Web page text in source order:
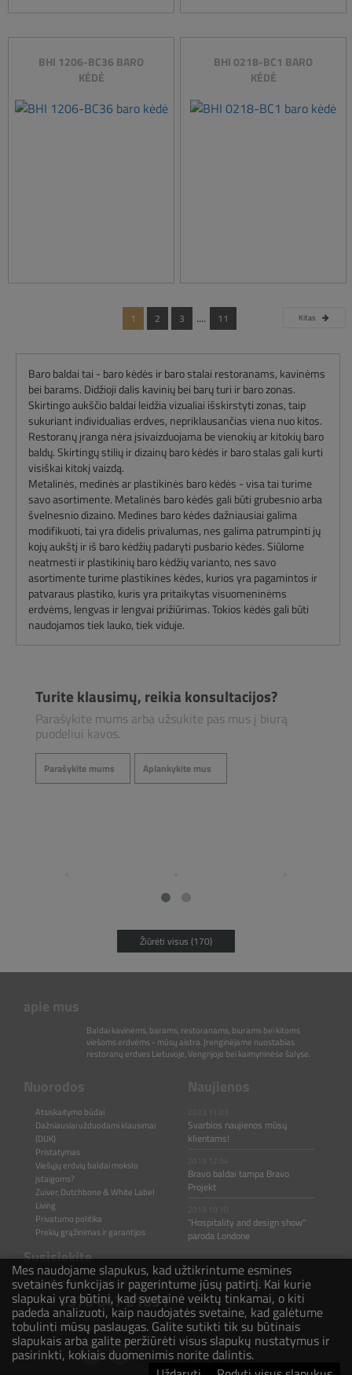
BHI 1206-BC36 BARO
KĖDĖ
BHI 0218-BC1 BARO
KĖDĖ
1 2 3 .... 11 Kitas
Baro baldai tai - baro kėdės ir baro stalai restoranams, kavinėms
bei barams. Didžioji dalis kavinių bei barų turi ir baro zonas.
Skirtingo aukščio baldai leidžia vizualiai išskirstyti zonas, taip
sukuriant individualias erdves, nepriklausančias viena nuo kitos.
Restoranų įranga nėra įsivaizduojama be vienokių ar kitokių baro
baldų. Skirtingų stilių ir dizainų baro kėdės ir baro stalas gali kurti
visiškai kitokį vaizdą.
Metalinės, medinės ar plastikinės baro kėdės - visa tai turime
savo asortimente. Metalinės baro kėdės gali būti grubesnio arba
švelnesnio dizaino. Medines baro kėdes dažniausiai galima
modifikuoti, tai yra didelis privalumas, nes galima patrumpinti jų
kojų aukštį ir iš baro kėdžių padaryti pusbario kėdes. Siūlome
neatmesti ir plastikinių baro kėdžių varianto, nes savo
asortimente turime plastikines kėdes, kurios yra pagamintos ir
patvaraus plastiko, kuris yra pritaikytas visuomeninėms
erdvėms, lengvas ir lengvai prižiūrimas. Tokios kėdės gali būti
naudojamos tiek lauko, tiek viduje.
Turite klausimų, reikia konsultacijos?
Parašykite mums arba užsukite pas mus į biurą
puodeliui kavos.
Parašykite mums Aplankykite mus
Žiūrėti visus (170)
Baldai kavinėms, barams, restoranams, biurams bei kitoms
viešoms erdvėms - mūsų aistra. Įrenginėjame nuostabias
restoranų erdves Lietuvoje, Vengrijoje bei kaimyninėse šalyse.
Atsiskaitymo būdai
Dažniausiai užduodami klausimai
(DUK)
Pristatymas
Viešųjų erdvių baldai mokslo
įstaigoms?
Zuiver, Dutchbone & White Label
Living
Privatumo politika
Prekių grąžinimas ir garantijos
Svarbios naujienos mūsų
klientams!
Bravo baldai tampa Bravo
Projekt
"Hospitality and design show"
paroda Londone
Susisiekite
Rašykite ir skambinkite mums jeigu turite klausimų ar pastebėjimų.
+370 647 21031
hello@bravoprojekt.eu
Mes naudojame slapukus, kad užtikrintume esmines
svetainės funkcijas ir pagerintume jūsų patirtį. Kai kurie
slapukai yra būtini, kad svetainė veiktų tinkamai, o kiti
padeda analizuoti, kaip naudojatės svetaine, kad galėtume
tobulinti mūsų paslaugas. Galite sutikti tik su būtinais
slapukais arba galite peržiūrėti visus slapukų nustatymus ir
pasirinkti, kokiais duomenimis norite dalintis.